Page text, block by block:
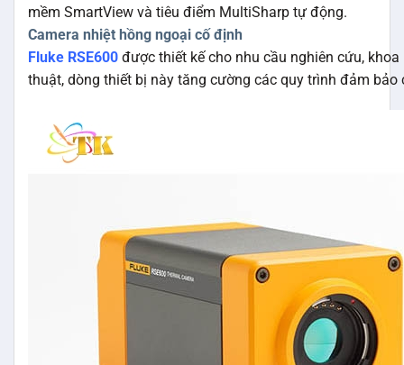
mềm SmartView và tiêu điểm MultiSharp tự động.
Camera nhiệt hồng ngoại cố định
Fluke RSE600 được thiết kế cho nhu cầu nghiên cứu, khoa
thuật, dòng thiết bị này tăng cường các quy trình đảm bảo